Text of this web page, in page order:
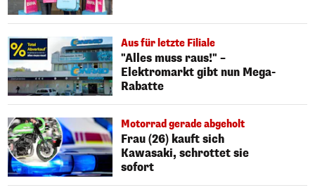
Aus für letzte Filiale
"Alles muss raus!" –
Elektromarkt gibt nun Mega-
Rabatte
Motorrad gerade abgeholt
Frau (26) kauft sich
Kawasaki, schrottet sie
sofort